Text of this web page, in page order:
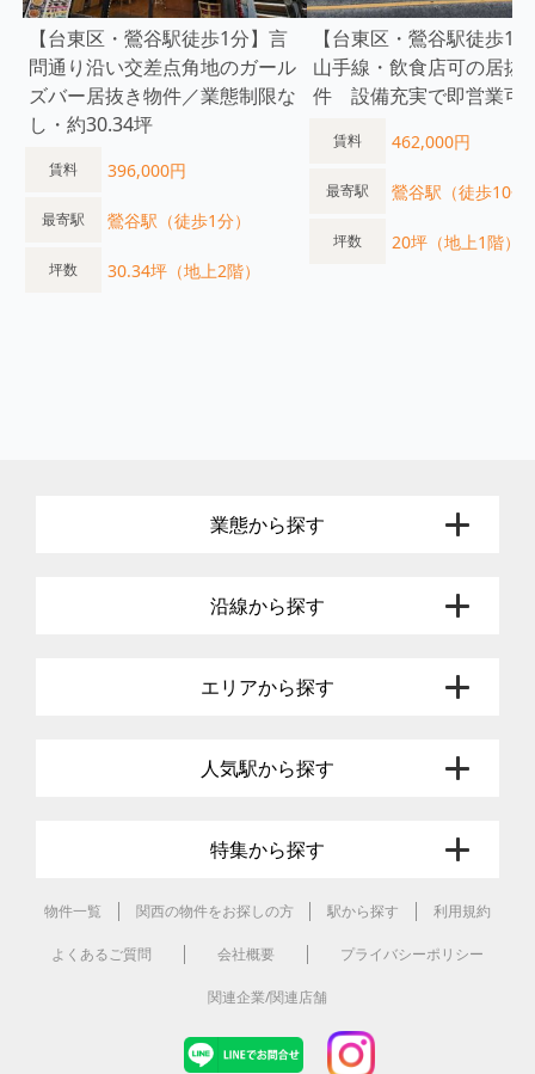
【台東区・鶯谷駅徒歩1分】言
問通り沿い交差点角地のガール
ズバー居抜き物件／業態制限な
し・約30.34坪
賃料 396,000円
最寄駅 鶯谷駅（徒歩1分）
坪数 30.34坪（地上2階）
【台東区・鶯谷駅徒歩10
山手線・飲食店可の居抜
件 設備充実で即営業可
賃料 462,000円
最寄駅 鶯谷駅（徒歩10分
坪数 20坪（地上1階）
業態から探す
沿線から探す
エリアから探す
人気駅から探す
特集から探す
物件一覧 関西の物件をお探しの方 駅から探す 利用規約
よくあるご質問 会社概要 プライバシーポリシー
関連企業/関連店舗